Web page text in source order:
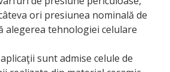
ori presiunea nominală de
alegerea tehnologiei celulare
sunt admise celule de